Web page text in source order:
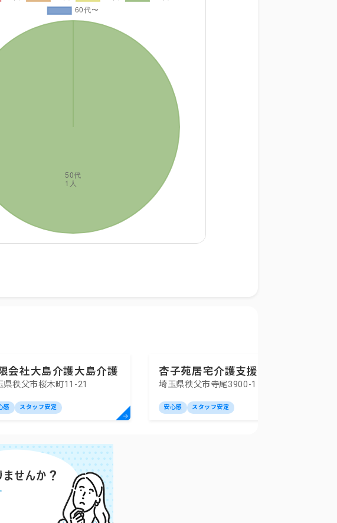
会社大島介護大島介護
ビスセンター
県秩父市桜木町11-21
感 スタッフ安定
杏子苑居宅介護支援事業所
埼玉県秩父市寺尾3900-1
安心感 スタッフ安定